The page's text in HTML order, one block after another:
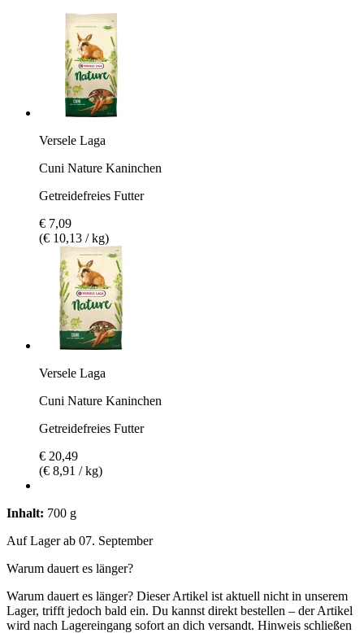
Versele Laga
Cuni Nature Kaninchen
Getreidefreies Futter
€ 7,09
(€ 10,13 / kg)
Versele Laga
Cuni Nature Kaninchen
Getreidefreies Futter
€ 20,49
(€ 8,91 / kg)
Inhalt: 700 g
Auf Lager ab 07. September
Warum dauert es länger?
Warum dauert es länger? Dieser Artikel ist aktuell nicht in unserem
Lager, trifft jedoch bald ein. Du kannst direkt bestellen – der Artikel
wird nach Lagereingang sofort an dich versandt. Hinweis schließen